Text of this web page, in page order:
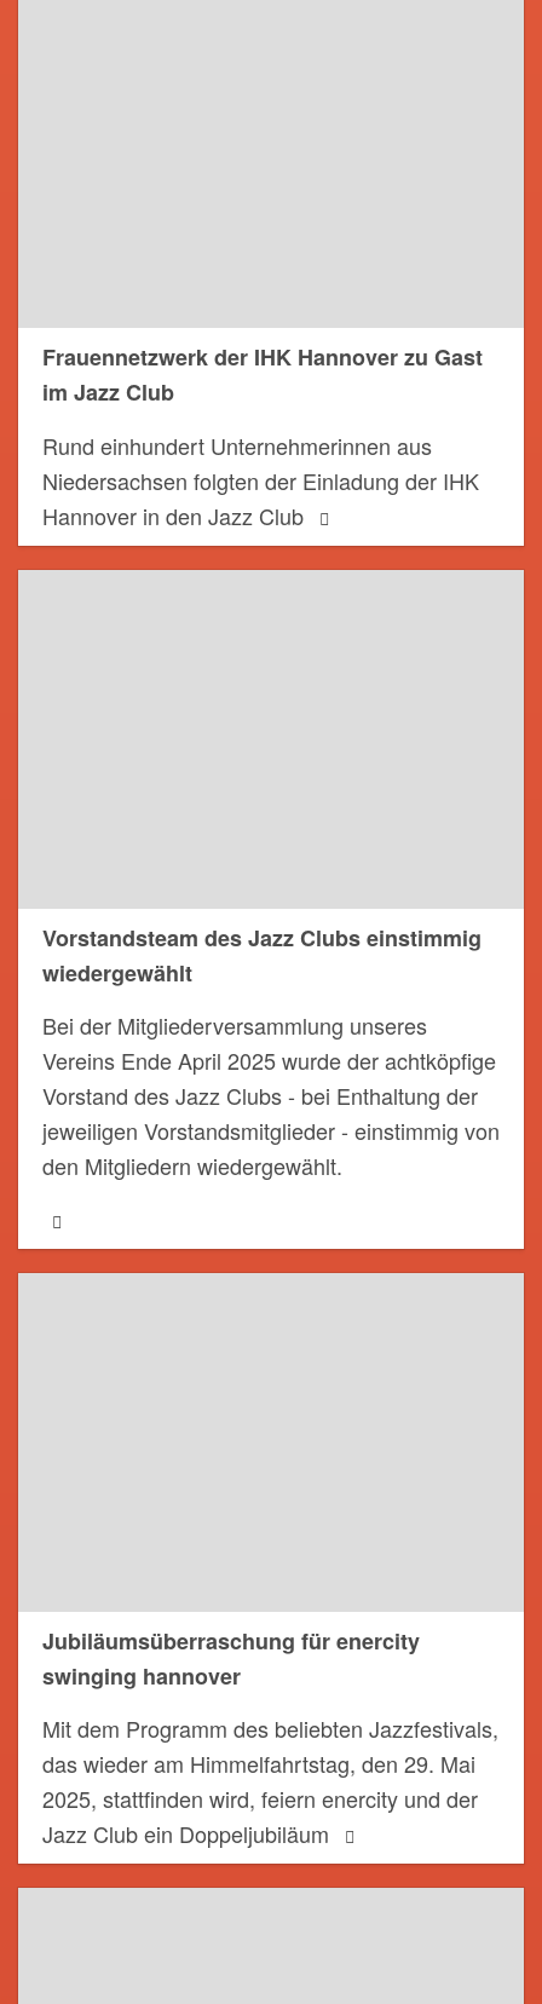
Frauennetzwerk der IHK Hannover zu Gast
im Jazz Club
Rund einhundert Unternehmerinnen aus
Niedersachsen folgten der Einladung der IHK
Hannover in den Jazz Club
Vorstandsteam des Jazz Clubs einstimmig
wiedergewählt
Bei der Mitgliederversammlung unseres
Vereins Ende April 2025 wurde der achtköpfige
Vorstand des Jazz Clubs - bei Enthaltung der
jeweiligen Vorstandsmitglieder - einstimmig von
den Mitgliedern wiedergewählt.
Jubiläumsüberraschung für enercity
swinging hannover
Mit dem Programm des beliebten Jazzfestivals,
das wieder am Himmelfahrtstag, den 29. Mai
2025, stattfinden wird, feiern enercity und der
Jazz Club ein Doppeljubiläum